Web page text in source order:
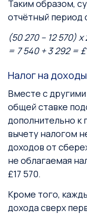
Таким образом,
отчётный период
(50 270 – 12 570)
= 7 540 + 3 292 =
Налог на
Вместе с
общей ставке
дополнительно к
вычету налогом
доходов от
не облагаемая
£17 570.
Кроме того,
дохода сверх